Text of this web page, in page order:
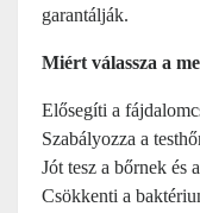
garantálják.
Miért válassza a
Elősegíti a
Szabályozza a
Jót tesz a bőrnek és
Csökkenti a